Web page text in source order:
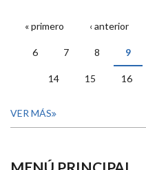
PÁGINAS
« primero ‹ anterior
6 7 8 9
14 15 16
VER MÁS